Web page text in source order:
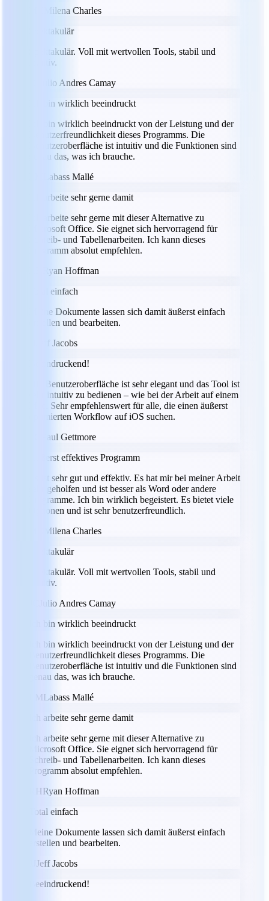
Milena Charles
Spektakulär
Spektakulär. Voll mit wertvollen Tools, stabil und
intuitiv.
Julio Andres Camay
Ich bin wirklich beeindruckt
Ich bin wirklich beeindruckt von der Leistung und der
Benutzerfreundlichkeit dieses Programms. Die
Benutzeroberfläche ist intuitiv und die Funktionen sind
genau das, was ich brauche.
Labass Mallé
Ich arbeite sehr gerne damit
Ich arbeite sehr gerne mit dieser Alternative zu
Microsoft Office. Sie eignet sich hervorragend für
Schreib- und Tabellenarbeiten. Ich kann dieses
Programm absolut empfehlen.
Ryan Hoffman
Total einfach
Meine Dokumente lassen sich damit äußerst einfach
erstellen und bearbeiten.
Jeff Jacobs
Beeindruckend!
Die Benutzeroberfläche ist sehr elegant und das Tool ist
sehr intuitiv zu bedienen – wie bei der Arbeit auf einem
Mac. Sehr empfehlenswert für alle, die einen äußerst
optimierten Workflow auf iOS suchen.
Paul Gettmore
Äußerst effektives Programm
Es ist sehr gut und effektiv. Es hat mir bei meiner Arbeit
sehr geholfen und ist besser als Word oder andere
Programme. Ich bin wirklich begeistert. Es bietet viele
Optionen und ist sehr benutzerfreundlich.
Milena Charles
Spektakulär
Spektakulär. Voll mit wertvollen Tools, stabil und
intuitiv.
Julio Andres Camay
Ich bin wirklich beeindruckt
Ich bin wirklich beeindruckt von der Leistung und der
Benutzerfreundlichkeit dieses Programms. Die
Benutzeroberfläche ist intuitiv und die Funktionen sind
genau das, was ich brauche.
LMLabass Mallé
Ich arbeite sehr gerne damit
Ich arbeite sehr gerne mit dieser Alternative zu
Microsoft Office. Sie eignet sich hervorragend für
Schreib- und Tabellenarbeiten. Ich kann dieses
Programm absolut empfehlen.
RHRyan Hoffman
Total einfach
Meine Dokumente lassen sich damit äußerst einfach
erstellen und bearbeiten.
Jeff Jacobs
Beeindruckend!